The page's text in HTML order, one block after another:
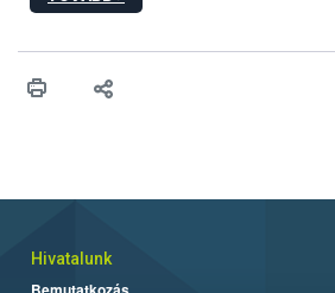
érésű szőlőkben is legyen lehetőség a
felhasználók számára is elérhető és
Hivatalunk